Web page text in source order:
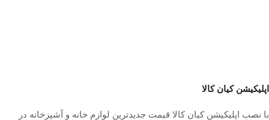
اپلیکیشن کیان کالا
با نصب اپلیکیشن کیان کالا قیمت جدیدترین لوازم خانه و آشپزخانه در